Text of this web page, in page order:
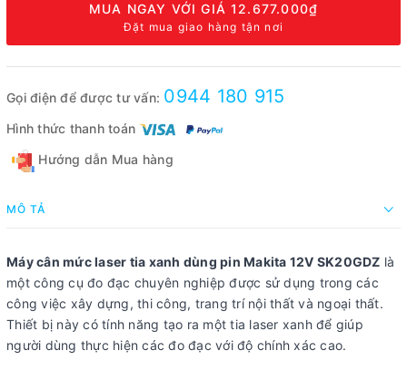
MUA NGAY VỚI GIÁ12.677.000₫
Đặt mua giao hàng tận nơi
Gọi điện để được tư vấn: 0944 180 915
Hình thức thanh toán
Hướng dẫn Mua hàng
MÔ TẢ
Máy cân mức laser tia xanh dùng pin Makita 12V SK20GDZ là
một công cụ đo đạc chuyên nghiệp được sử dụng trong các
công việc xây dựng, thi công, trang trí nội thất và ngoại thất.
Thiết bị này có tính năng tạo ra một tia laser xanh để giúp
người dùng thực hiện các đo đạc với độ chính xác cao.